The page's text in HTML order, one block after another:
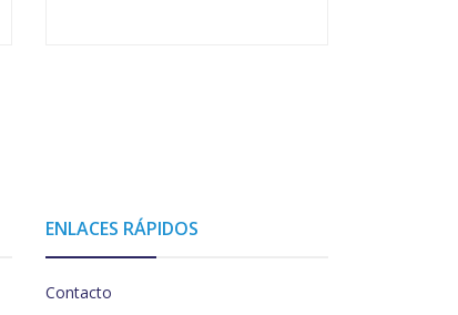
ENLACES RÁPIDOS
Contacto